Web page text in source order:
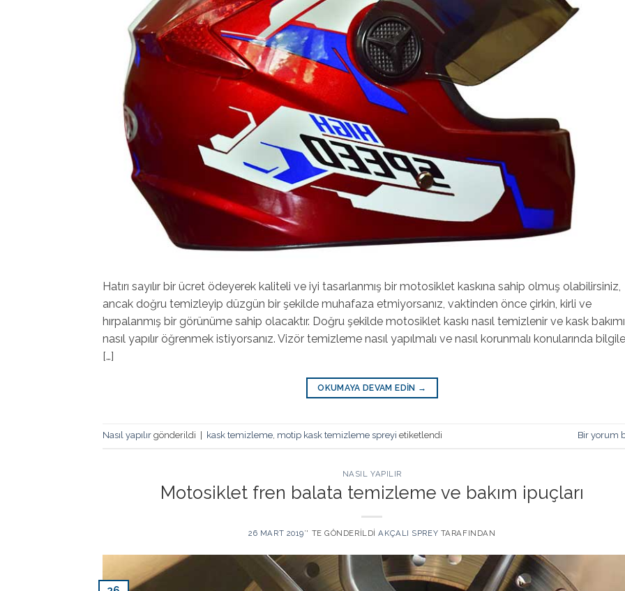
Hatırı sayılır bir ücret ödeyerek kaliteli ve iyi tasarlanmış bir motosiklet kaskına sahip olmuş olabilirsiniz,
ancak doğru temizleyip düzgün bir şekilde muhafaza etmiyorsanız, vaktinden önce çirkin, kirli ve
hırpalanmış bir görünüme sahip olacaktır. Doğru şekilde motosiklet kaskı nasıl temizlenir ve kask bakımı
nasıl yapılır öğrenmek istiyorsanız. Vizör temizleme nasıl yapılmalı ve nasıl korunmalı konularında
[…]
OKUMAYA DEVAM EDIN →
Nasıl yapılır gönderildi kask temizleme, motip kask temizleme spreyi etiketlendi Bir yorum
NASIL YAPILIR
Motosiklet fren balata temizleme ve bakım ipuçları
26 MART 2019’' TE GÖNDERILDI AKÇALI SPREY TARAFINDAN